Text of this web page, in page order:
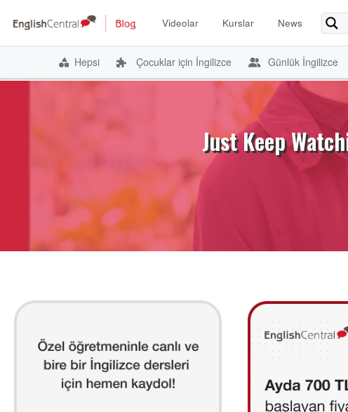
Videolar Kurslar News
Hepsi Çocuklar için İngilizce Günlük İngilizce
Just Keep